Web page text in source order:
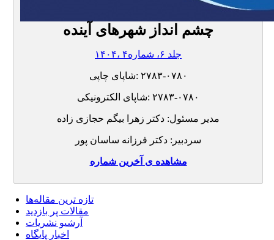
چشم انداز شهرهای آینده
۱۴۰۴، جلد ۶، شماره۴
شاپای چاپی: ۲۷۸۳-۰۷۸۰
شاپای الکترونیکی: ۲۷۸۳-۰۷۸۰
مدیر مسئول: دکتر زهرا بیگم حجازی زاده
سردبیر: دکتر فرزانه ساسان پور
مشاهده ی آخرین شماره
تازه ‌ترین مقاله‌ها
مقالات پر بازدید
آرشیو نشریات
اخبار پایگاه